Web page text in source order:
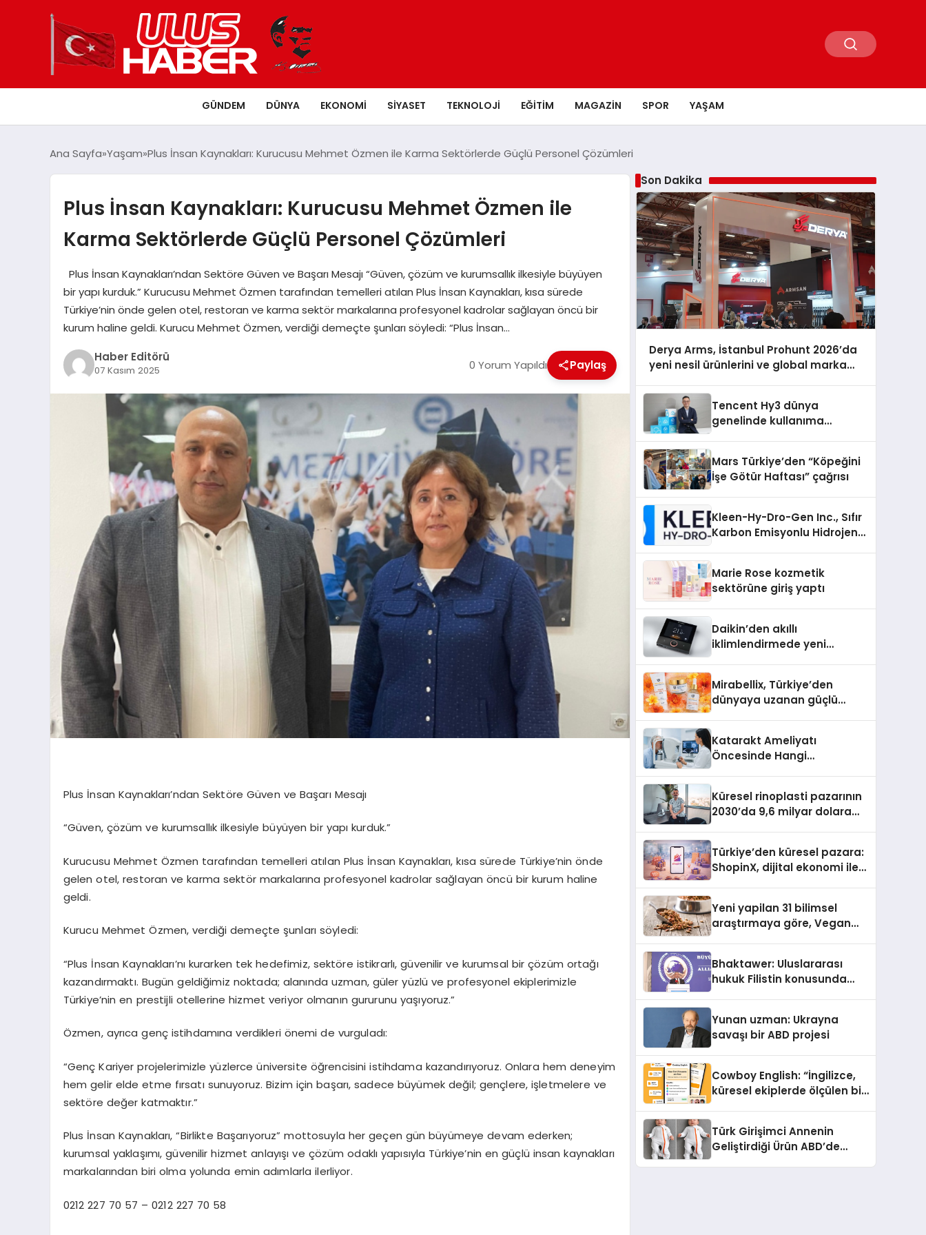
GÜNDEM DÜNYA EKONOMI SIYASET TEKNOLOJI EĞITIM MAGAZIN SPOR YAŞAM
Ana Sayfa Yaşam Plus İnsan Kaynakları: Kurucusu Mehmet Özmen ile Karma Sektörlerde Güçlü Personel Çözümleri
Plus İnsan Kaynakları: Kurucusu Mehmet Özmen ile
Karma Sektörlerde Güçlü Personel Çözümleri
Plus İnsan Kaynakları’ndan Sektöre Güven ve Başarı Mesajı “Güven, çözüm ve kurumsallık ilkesiyle büyüyen
bir yapı kurduk.” Kurucusu Mehmet Özmen tarafından temelleri atılan Plus İnsan Kaynakları, kısa sürede
Türkiye’nin önde gelen otel, restoran ve karma sektör markalarına profesyonel kadrolar sağlayan öncü bir
kurum haline geldi. Kurucu Mehmet Özmen, verdiği demeçte şunları söyledi: “Plus İnsan…
Haber Editörü
07 Kasım 2025 0 Yorum Yapıldı Paylaş
Plus İnsan Kaynakları’ndan Sektöre Güven ve Başarı Mesajı
“Güven, çözüm ve kurumsallık ilkesiyle büyüyen bir yapı kurduk.”
Kurucusu Mehmet Özmen tarafından temelleri atılan Plus İnsan Kaynakları, kısa sürede Türkiye’nin önde
gelen otel, restoran ve karma sektör markalarına profesyonel kadrolar sağlayan öncü bir kurum haline
geldi.
Kurucu Mehmet Özmen, verdiği demeçte şunları söyledi:
“Plus İnsan Kaynakları’nı kurarken tek hedefimiz, sektöre istikrarlı, güvenilir ve kurumsal bir çözüm ortağı
kazandırmaktı. Bugün geldiğimiz noktada; alanında uzman, güler yüzlü ve profesyonel ekiplerimizle
Türkiye’nin en prestijli otellerine hizmet veriyor olmanın gururunu yaşıyoruz.”
Özmen, ayrıca genç istihdamına verdikleri önemi de vurguladı:
“Genç Kariyer projelerimizle yüzlerce üniversite öğrencisini istihdama kazandırıyoruz. Onlara hem deneyim
hem gelir elde etme fırsatı sunuyoruz. Bizim için başarı, sadece büyümek değil; gençlere, işletmelere ve
sektöre değer katmaktır.”
Plus İnsan Kaynakları, “Birlikte Başarıyoruz” mottosuyla her geçen gün büyümeye devam ederken;
kurumsal yaklaşımı, güvenilir hizmet anlayışı ve çözüm odaklı yapısıyla Türkiye’nin en güçlü insan kaynakları
markalarından biri olma yolunda emin adımlarla ilerliyor.
0212 227 70 57 – 0212 227 70 58
Son Dakika
Derya Arms, İstanbul Prohunt 2026’da
yeni nesil ürünlerini ve global marka
Tencent Hy3 dünya
genelinde kullanıma
Mars Türkiye’den “Köpeğini
İşe Götür Haftası” çağrısı
Kleen-Hy-Dro-Gen Inc., Sıfır
Karbon Emisyonlu Hidrojen
Aldı
Marie Rose kozmetik
sektörüne giriş yaptı
Daikin’den akıllı
iklimlendirmede yeni
Mirabellix, Türkiye’den
dünyaya uzanan güçlü
Katarakt Ameliyatı
Öncesinde Hangi
Küresel rinoplasti pazarının
2030’da 9,6 milyar dolara
Türkiye’den küresel pazara:
ShopinX, dijital ekonomi ile
Yeni yapilan 31 bilimsel
araştırmaya göre, Vegan
Sindirildiğini Ortaya Koydu
Bhaktawer: Uluslararası
hukuk Filistin konusunda
Yunan uzman: Ukrayna
savaşı bir ABD projesi
Cowboy English: “İngilizce,
küresel ekiplerde ölçülen bir
Türk Girişimci Annenin
Geliştirdiği Ürün ABD’de